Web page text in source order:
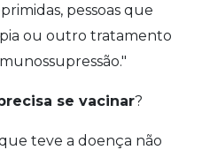
pessoas que
ou outro tratamento
se vacinar?
teve a doença não